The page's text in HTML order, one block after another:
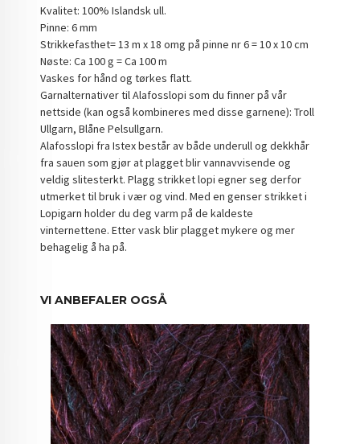
Kvalitet: 100% Islandsk ull.
Pinne: 6 mm
Strikkefasthet= 13 m x 18 omg på pinne nr 6 = 10 x 10 cm
Nøste: Ca 100 g = Ca 100 m
Vaskes for hånd og tørkes flatt.
Garnalternativer til Alafosslopi som du finner på vår
nettside (kan også kombineres med disse garnene): Troll
Ullgarn, Blåne Pelsullgarn.
Alafosslopi fra Istex består av både underull og dekkhår
fra sauen som gjør at plagget blir vannavvisende og
veldig slitesterkt. Plagg strikket lopi egner seg derfor
utmerket til bruk i vær og vind. Med en genser strikket i
Lopigarn holder du deg varm på de kaldeste
vinternettene. Etter vask blir plagget mykere og mer
behagelig å ha på.
VI ANBEFALER OGSÅ